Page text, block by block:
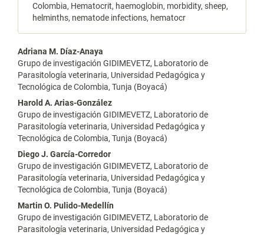
Colombia, Hematocrit, haemoglobin, morbidity, sheep,
helminths, nematode infections, hematocr
Contenido
principal
del
artículo
Adriana M. Díaz-Anaya
Grupo de investigación GIDIMEVETZ, Laboratorio de
Parasitología veterinaria, Universidad Pedagógica y
Tecnológica de Colombia, Tunja (Boyacá)
Harold A. Arias-González
Grupo de investigación GIDIMEVETZ, Laboratorio de
Parasitología veterinaria, Universidad Pedagógica y
Tecnológica de Colombia, Tunja (Boyacá)
Diego J. García-Corredor
Grupo de investigación GIDIMEVETZ, Laboratorio de
Parasitología veterinaria, Universidad Pedagógica y
Tecnológica de Colombia, Tunja (Boyacá)
Martin O. Pulido-Medellín
Grupo de investigación GIDIMEVETZ, Laboratorio de
Parasitología veterinaria, Universidad Pedagógica y